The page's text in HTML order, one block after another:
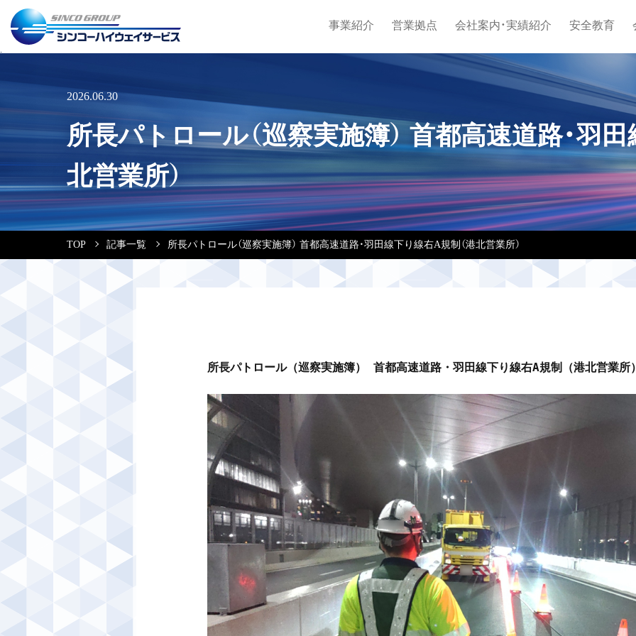
事業紹介 営業拠点 会社案内・実績紹介 安全教育
2026.06.30
所長パトロール（巡察実施簿） 首都高速道路・羽
北営業所）
TOP 記事一覧 所長パトロール（巡察実施簿） 首都高速道路・羽田線下り線右A規制（港北営業所）
所長パトロール（巡察実施簿） 首都高速道路・羽田線下り線右A規制（港北営業所